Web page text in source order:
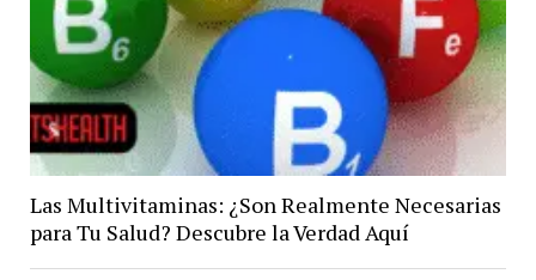
Las Multivitaminas: ¿Son Realmente Necesarias
para Tu Salud? Descubre la Verdad Aquí